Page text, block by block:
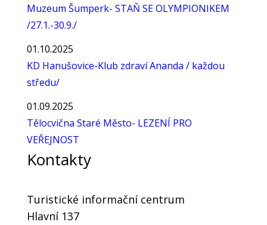
Muzeum Šumperk- STAŇ SE OLYMPIONIKEM
/27.1.-30.9./
01.10.2025
KD Hanušovice-Klub zdraví Ananda / každou
středu/
01.09.2025
Tělocvična Staré Město- LEZENÍ PRO
VEŘEJNOST
Kontakty
Turistické informační centrum
Hlavní 137